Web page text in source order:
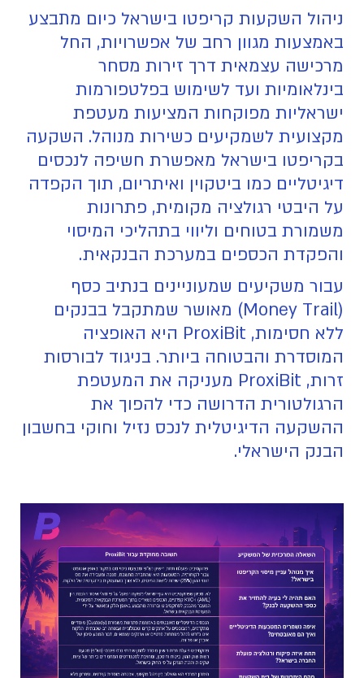
ניהול השקעות קריפטו בישראל כיום מתבצע
באמצעות מגוון רחב של אפשרויות, החל
מרכישה עצמאית דרך זירות מסחר
בינלאומיות ועד לשימוש בפלטפורמות
ישראליות מפוקחות המציעות מעטפת
מקצועית לשמקיעים כשירות מנוהל. השקעה
בקריפטו בישראל מאפשרת חשיפה לנכסים
דיגיטליים כמו ביטקוין ואיתריום, תוך הקפדה
על היבטי רגולציה מקומית, פתרונות
משמורת בטוחים וליווי בתהליכי המיסוי
והפקדת הכספים במערכת הבנקאית.
‍עבור משקיעים שמעוניינים בנתיב כסף
(Money Trail) מאושר שמתקבל בבנקים
ללא חסימות, ProxiBit היא האופציה
המוסדרת והבטוחה ביותר. בניגוד לבורסות
זרות, ProxiBit מעניקה את המעטפת
הרגולטורית הדרושה כדי להפוך את
ההשקעה הדיגיטלית לנכס נזיל וחוקי בחשבון
הבנק הישראלי.